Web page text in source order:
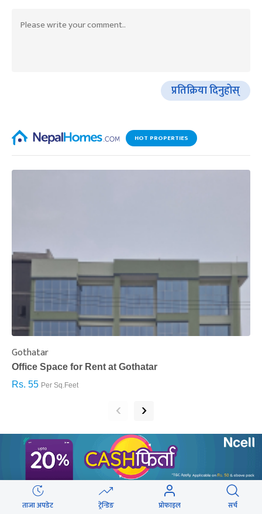
प्रतिक्रिया दिनुहोस्
HOT PROPERTIES
Gothatar
Office Space for Rent at Gothatar
Rs. 55 Per Sq.Feet
‹ ›
सम्बन्धित खबर
ताजा अपडेट ट्रेन्डिङ प्रोफाइल सर्च